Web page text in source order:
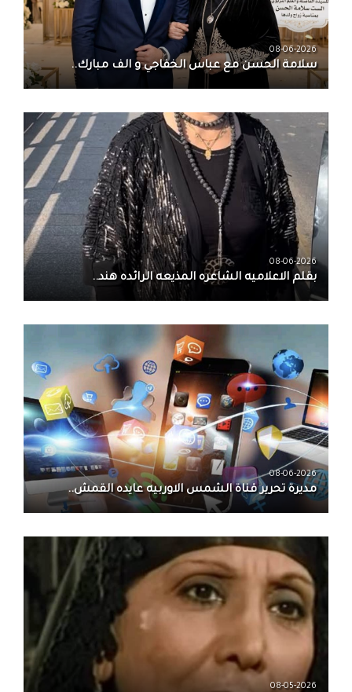
08-06-2026
سلامة الحسن‏ مع ‏عباس الخفاجي‏ و‏ الف مبارك..
08-06-2026
بقلم الاعلاميه الشاعره المذيعه الرائده هند..
08-06-2026
مديرة تحرير قناة الشمس الاوربيه عايده القمش..
08-05-2026